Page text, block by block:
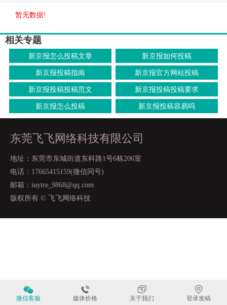
暂无数据!
相关专题
新京报怎么投稿文章 新京报如何投稿
新京报投稿指南 新京报官方网站投稿
新京报投稿投稿范文 新京报投稿投稿要求
新京报怎么投稿 新京报投稿容易吗
东莞飞飞网络科技有限公司
地址：东莞市东城街道东科路1号6栋206室
电话：17665415159(微信同号)
邮箱：iuytre_9868@qq.com
版权所有 © 飞飞网络科技
微信客服 媒体价格 关于我们 登录发稿